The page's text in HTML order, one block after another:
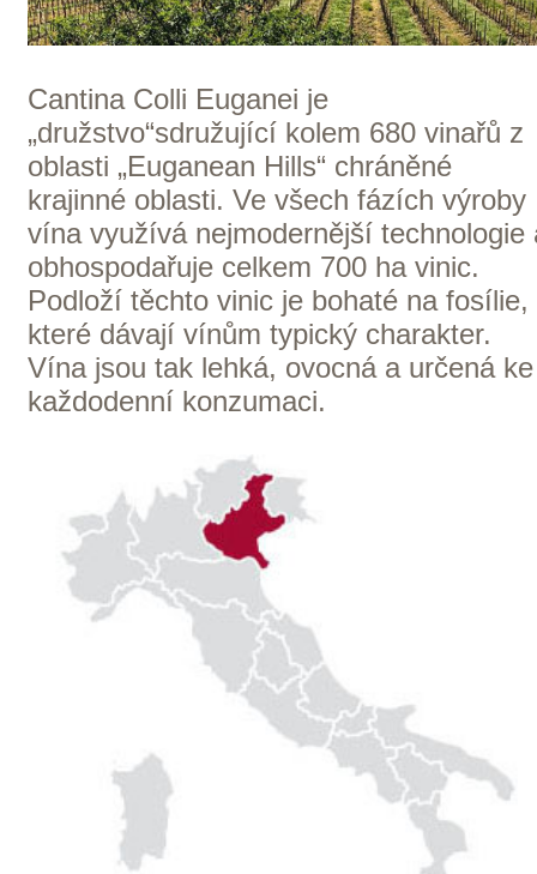
Itálie — Chianti
K NÁKUPU VÍN TOHOTO
VINAŘSTVÍ
De Faveri
Kopce porostlé vinnou révou, které se
táhnou mezi Valdobbiadene a
Coneglianem, patří mezi perly italského
vinařství. Výrobní oblast Conegliano
Valdobbiadene DOCG Prosecco
Superiore se rozkládá na více než 21
hektarech vinic umístěných na
nejslunnějších svazích kopců, ve výšce
od 50 do 500 metrů nad mořem. Tyto
prudké svahy byly po staletí
obhospodařovány místními rolníky a